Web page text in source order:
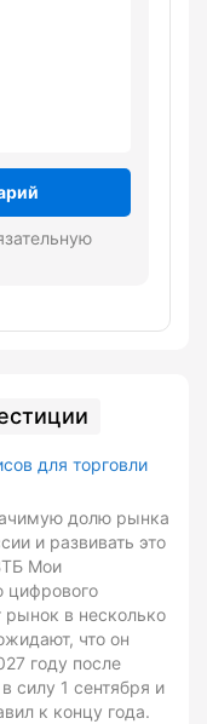
для торговли
долю рынка
и развивать это
Мои
цифрового
рынок в несколько
что он
году после
силу 1 сентября и
к концу года.